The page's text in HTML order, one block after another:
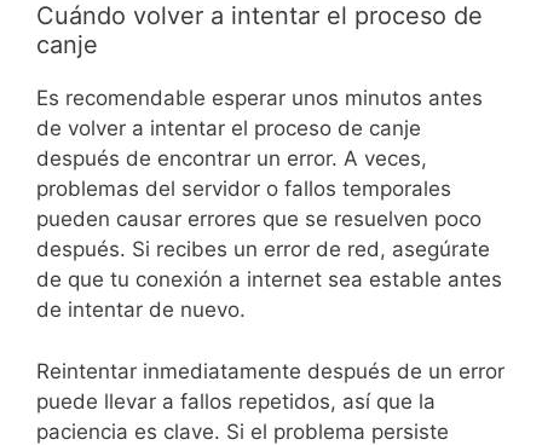
Cuándo volver a intentar el proceso de
canje
Es recomendable esperar unos minutos antes
de volver a intentar el proceso de canje
después de encontrar un error. A veces,
problemas del servidor o fallos temporales
pueden causar errores que se resuelven poco
después. Si recibes un error de red, asegúrate
de que tu conexión a internet sea estable antes
de intentar de nuevo.
Reintentar inmediatamente después de un error
puede llevar a fallos repetidos, así que la
paciencia es clave. Si el problema persiste